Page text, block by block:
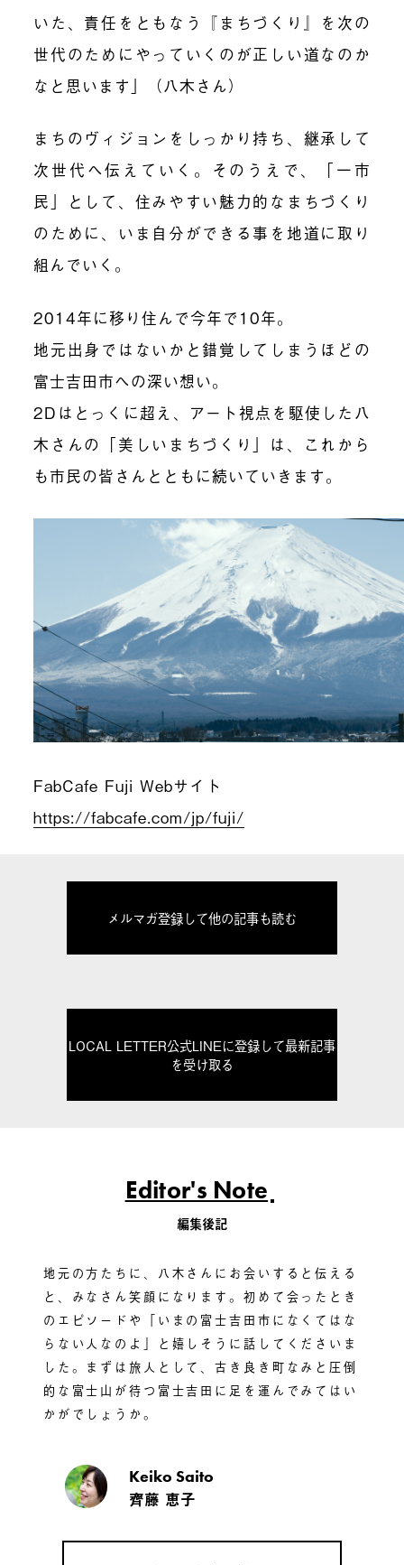
いた、責任をともなう『まちづくり』を次の
世代のためにやっていくのが正しい道なのか
なと思います」（八木さん）
まちのヴィジョンをしっかり持ち、継承して
次世代へ伝えていく。そのうえで、「一市
民」として、住みやすい魅力的なまちづくり
のために、いま自分ができる事を地道に取り
組んでいく。
2014年に移り住んで今年で10年。
地元出身ではないかと錯覚してしまうほどの
富士吉田市への深い想い。
2Dはとっくに超え、アート視点を駆使した八
木さんの「美しいまちづくり」は、これから
も市民の皆さんとともに続いていきます。
FabCafe Fuji Webサイト
https://fabcafe.com/jp/fuji/
メルマガ登録して他の記事も読む
LOCAL LETTER公式LINEに登録して最新記事
を受け取る
Editor's Note
編集後記
地元の方たちに、八木さんにお会いすると伝える
と、みなさん笑顔になります。初めて会ったとき
のエピソードや「いまの富士吉田市になくてはな
らない人なのよ」と嬉しそうに話してくださいま
した。まずは旅人として、古き良き町なみと圧倒
的な富士山が待つ富士吉田に足を運んでみてはい
かがでしょうか。
Keiko Saito
齊藤 恵子